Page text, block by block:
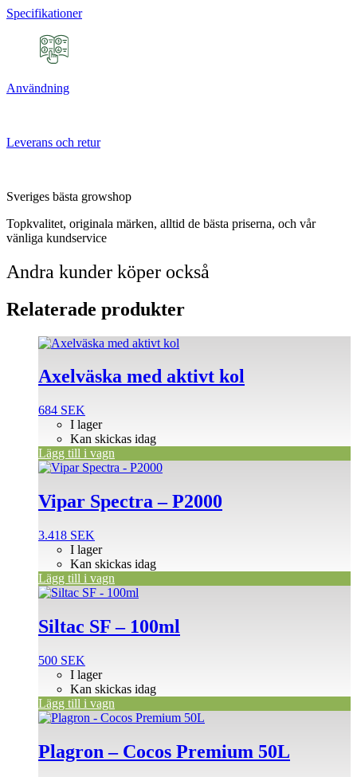
Specifikationer
Användning
Leverans och retur
Sveriges bästa growshop
Topkvalitet, originala märken, alltid de bästa priserna, och vår
vänliga kundservice
Andra kunder köper också
Relaterade produkter
Axelväska med aktivt kol
684 SEK
I lager
Kan skickas idag
Lägg till i vagn
Vipar Spectra – P2000
3.418 SEK
I lager
Kan skickas idag
Lägg till i vagn
Siltac SF – 100ml
500 SEK
I lager
Kan skickas idag
Lägg till i vagn
Plagron – Cocos Premium 50L